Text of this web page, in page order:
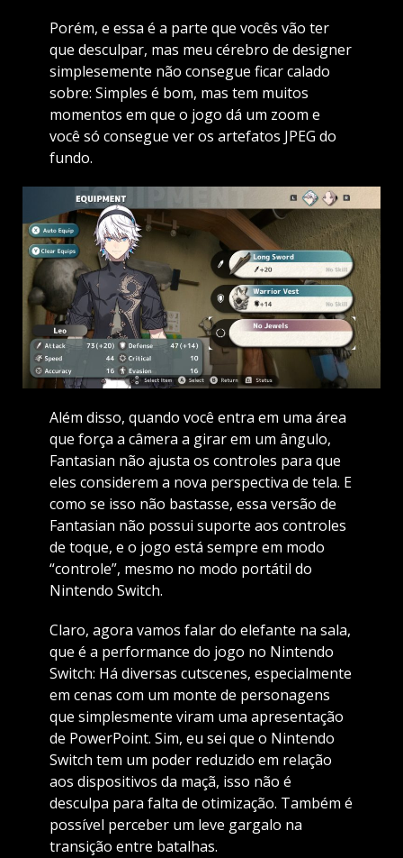
Porém, e essa é a parte que vocês vão ter
que desculpar, mas meu cérebro de designer
simplesemente não consegue ficar calado
sobre: Simples é bom, mas tem muitos
momentos em que o jogo dá um zoom e
você só consegue ver os artefatos JPEG do
fundo.
Além disso, quando você entra em uma área
que força a câmera a girar em um ângulo,
Fantasian não ajusta os controles para que
eles considerem a nova perspectiva de tela. E
como se isso não bastasse, essa versão de
Fantasian não possui suporte aos controles
de toque, e o jogo está sempre em modo
“controle”, mesmo no modo portátil do
Nintendo Switch.
Claro, agora vamos falar do elefante na sala,
que é a performance do jogo no Nintendo
Switch: Há diversas cutscenes, especialmente
em cenas com um monte de personagens
que simplesmente viram uma apresentação
de PowerPoint. Sim, eu sei que o Nintendo
Switch tem um poder reduzido em relação
aos dispositivos da maçã, isso não é
desculpa para falta de otimização. Também é
possível perceber um leve gargalo na
transição entre batalhas.